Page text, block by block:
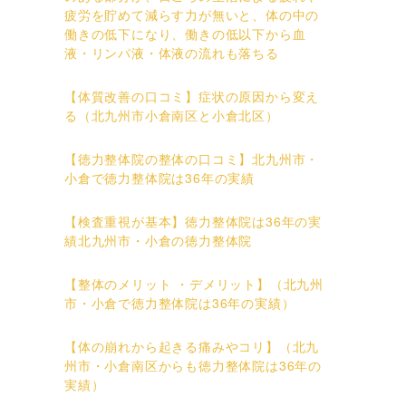
疲労を貯めて減らす力が無いと、体の中の
働きの低下になり、働きの低以下から血
液・リンパ液・体液の流れも落ちる
【体質改善の口コミ】症状の原因から変え
る（北九州市小倉南区と小倉北区）
【徳力整体院の整体の口コミ】北九州市・
小倉で徳力整体院は36年の実績
【検査重視が基本】徳力整体院は36年の実
績北九州市・小倉の徳力整体院
【整体のメリット ・デメリット】（北九州
市・小倉で徳力整体院は36年の実績）
【体の崩れから起きる痛みやコリ】（北九
州市・小倉南区からも徳力整体院は36年の
実績）